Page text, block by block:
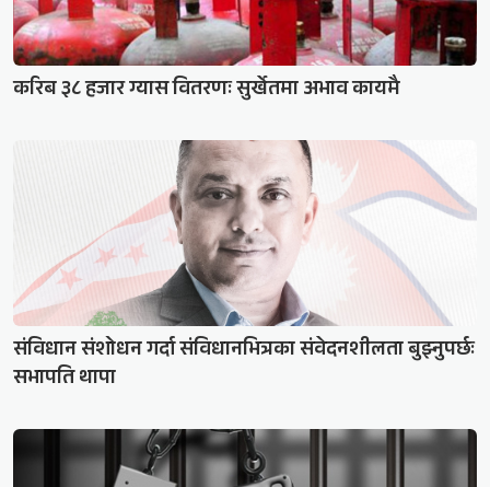
करिब ३८ हजार ग्यास वितरणः सुर्खेतमा अभाव कायमै
संविधान संशोधन गर्दा संविधानभित्रका संवेदनशीलता बुझ्नुपर्छः
सभापति थापा